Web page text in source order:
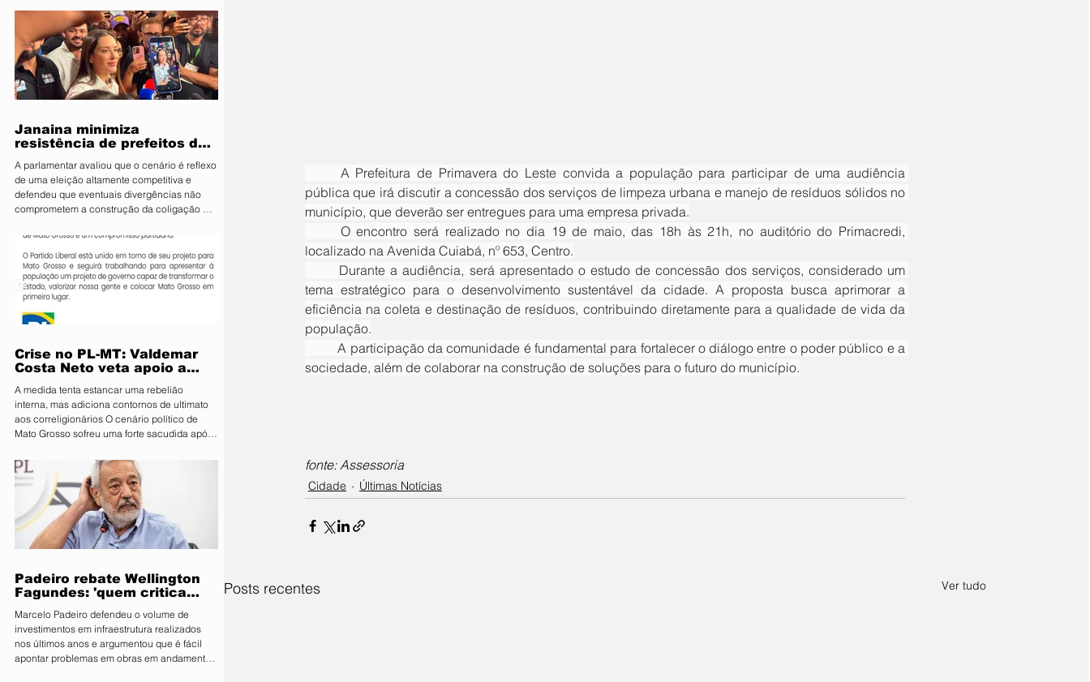
deputado federal pelo Podemos, Neri Geller,
participa nesta terça-feira (4) da convenção
do Republicanos e afirmou acreditar que o
partido deve oficializar uma aliança com a
sigla para apoiar a candidatura do
governador Otaviano Pivetta ao Governo de
Mato Grosso. Ao lado do também candid
Janaina minimiza
resistência de prefeitos do
essencial para fortalecer
candidatura do MDB ao
Senado
A parlamentar avaliou que o cenário é reflexo
de uma eleição altamente competitiva e
defendeu que eventuais divergências não
comprometem a construção da coligação A
candidata ao Senado, minimizou nesta terça-
feira (4) a resistência de integrantes do PL à
aliança entre os dois partidos e afirmou que
as divergências são naturais diante da
disputa eleitoral. Segundo ela, o acordo é
estratégico para fortalecer o projeto do MDB
e ampliar
Crise no PL-MT: Valdemar
Costa Neto veta apoio a
punição
A medida tenta estancar uma rebelião
interna, mas adiciona contornos de ultimato
aos correligionários O cenário político de
Mato Grosso sofreu uma forte sacudida após
do Partido Liberal (PL). Em reunião de
emergência realizada em Brasília, o
presidente nacional da sigla, Valdemar Costa
Neto, determinou que prefeitos, vereadores e
parlamentares da legenda no estado estão
expressamente proibidos de manifestar apoio
público ou pedir v
Padeiro rebate Wellington
Fagundes: 'quem critica
que mostrar'
Marcelo Padeiro defendeu o volume de
investimentos em infraestrutura realizados
nos últimos anos e argumentou que é fácil
apontar problemas em obras em andamento
pública que irá discutir a concessão dos serviços de limpeza urbana e manejo de resíduos sólidos no
município, que deverão ser entregues para uma empresa privada.
localizado na Avenida Cuiabá, nº 653, Centro.
tema estratégico para o desenvolvimento sustentável da cidade. A proposta busca aprimorar a
eficiência na coleta e destinação de resíduos, contribuindo diretamente para a qualidade de vida da
população.
	A participação da comunidade é fundamental para fortalecer o diálogo entre o poder público e a
sociedade, além de colaborar na construção de soluções para o futuro do município.
fonte: Assessoria
Cidade Últimas Notícias
Posts recentes Ver tudo